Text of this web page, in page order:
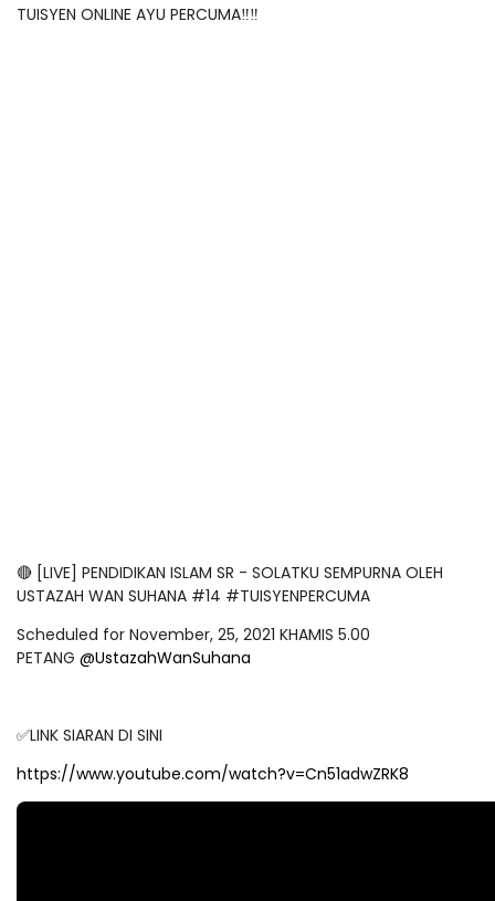
TUISYEN ONLINE AYU PERCUMA‼️‼️
🔴 [LIVE] PENDIDIKAN ISLAM SR - SOLATKU SEMPURNA OLEH
USTAZAH WAN SUHANA #14 #TUISYENPERCUMA
Scheduled for November, 25, 2021 KHAMIS 5.00
PETANG @UstazahWanSuhana
✅LINK SIARAN DI SINI
https://www.youtube.com/watch?v=Cn51adwZRK8